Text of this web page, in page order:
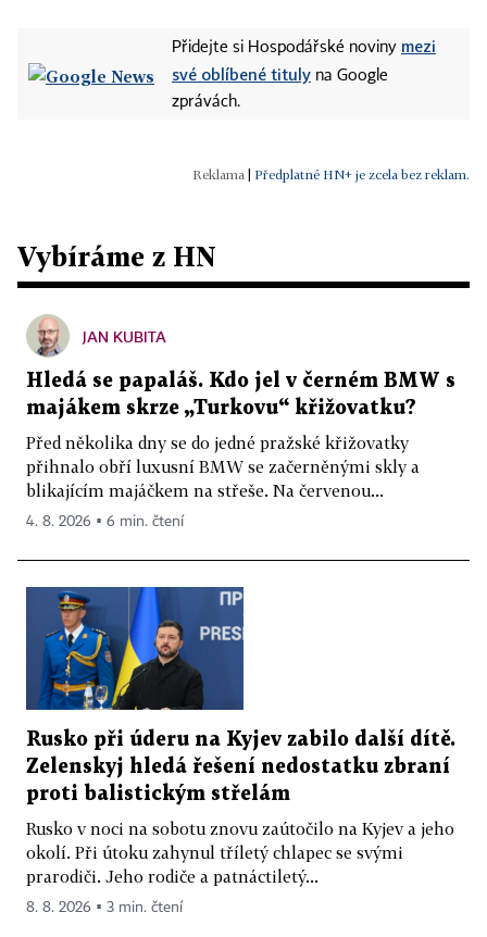
Přidejte si Hospodářské noviny mezi
své oblíbené tituly na Google
zprávách.
Předplatné HN+ je zcela bez reklam.
Vybíráme z HN
JAN KUBITA
Hledá se papaláš. Kdo jel v černém BMW s
majákem skrze „Turkovu“ křižovatku?
Před několika dny se do jedné pražské křižovatky
přihnalo obří luxusní BMW se začerněnými skly a
blikajícím majáčkem na střeše. Na červenou...
4. 8. 2026 ▪ 6 min. čtení
Rusko při úderu na Kyjev zabilo další dítě.
Zelenskyj hledá řešení nedostatku zbraní
proti balistickým střelám
Rusko v noci na sobotu znovu zaútočilo na Kyjev a jeho
okolí. Při útoku zahynul tříletý chlapec se svými
prarodiči. Jeho rodiče a patnáctiletý...
8. 8. 2026 ▪ 3 min. čtení